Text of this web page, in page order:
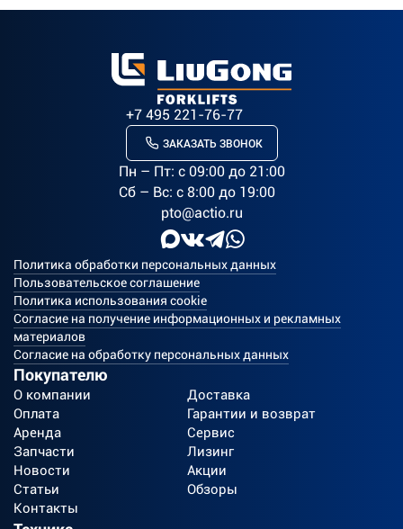
+7 495 221-76-77
ЗАКАЗАТЬ ЗВОНОК
Пн – Пт: c 09:00 до 21:00
Сб – Вс: с 8:00 до 19:00
pto@actio.ru
Политика обработки персональных данных
Пользовательское соглашение
Политика использования cookie
Согласие на получение информационных и рекламных
материалов
Согласие на обработку персональных данных
Покупателю
О компании
Доставка
Оплата
Гарантии и возврат
Аренда
Сервис
Запчасти
Лизинг
Новости
Акции
Статьи
Обзоры
Контакты